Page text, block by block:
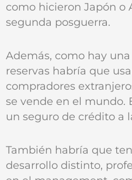
como hicieron Japón o
segunda posguerra.
Además, como hay
reservas habría que
compradores
se vende en el mundo.
un seguro de crédito a
También habría que
desarrollo distinto,